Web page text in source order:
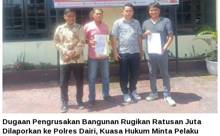
Dugaan Pengrusakan Bangunan Rugikan Ratusan Juta
Dilaporkan ke Polres Dairi, Kuasa Hukum Minta Pelaku